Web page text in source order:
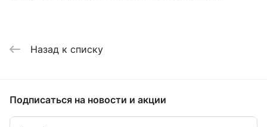
Назад к списку
Подписаться на новости и акции